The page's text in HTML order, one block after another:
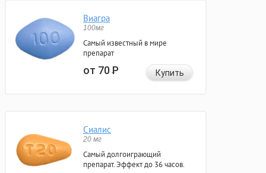
Виагра
100мг
Самый известный в мире
препарат
от 70Р Купить
Сиалис
20 мг
Самый долгоиграющий
препарат. Эффект до 36 часов.